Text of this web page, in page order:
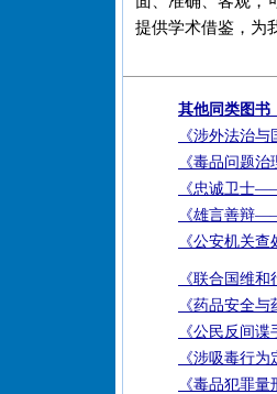
提供学术借鉴，为
其他同类图书
《涉外法治与
《毒品问题
《忠诚卫士
《雄言善辩
《公安机关
《联合国维和
《药品安全与
《公民反间谍
《涉吸毒行为
《毒品犯罪